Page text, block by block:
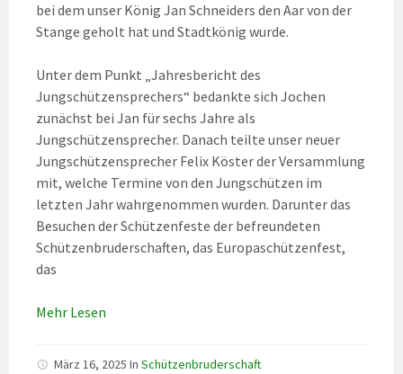
bei dem unser König Jan Schneiders den Aar von der
Stange geholt hat und Stadtkönig wurde.
Unter dem Punkt „Jahresbericht des
Jungschützensprechers“ bedankte sich Jochen
zunächst bei Jan für sechs Jahre als
Jungschützensprecher. Danach teilte unser neuer
Jungschützensprecher Felix Köster der Versammlung
mit, welche Termine von den Jungschützen im
letzten Jahr wahrgenommen wurden. Darunter das
Besuchen der Schützenfeste der befreundeten
Schützenbruderschaften, das Europaschützenfest,
das
Mehr Lesen
März 16, 2025 In Schützenbruderschaft